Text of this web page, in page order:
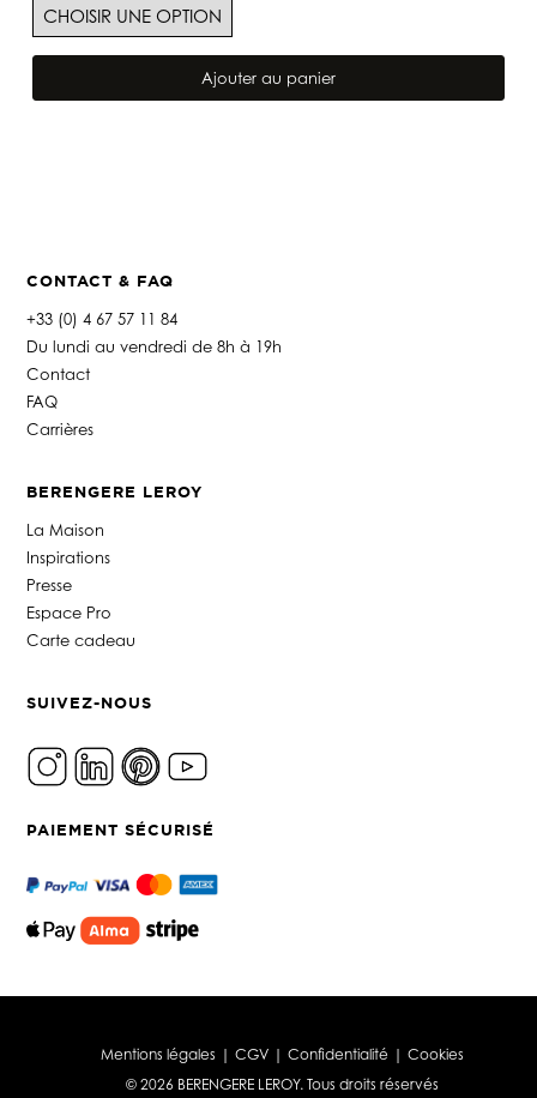
quantité
Ajouter au panier
CONTACT & FAQ
+33 (0) 4 67 57 11 84
Du lundi au vendredi de 8h à 19h
Contact
FAQ
Carrières
BERENGERE LEROY
La Maison
Inspirations
Presse
Espace Pro
Carte cadeau
SUIVEZ-NOUS
PAIEMENT SÉCURISÉ
Mentions légales | CGV | Confidentialité | Cookies
© 2026 BERENGERE LEROY. Tous droits réservés